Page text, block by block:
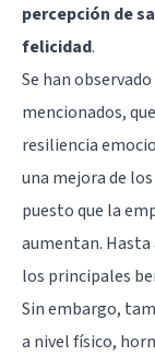
percepción de
felicidad.
Se han
mencionados,
resiliencia
una mejora de
puesto que la
aumentan.
los principales
Sin embargo,
a nivel físico,